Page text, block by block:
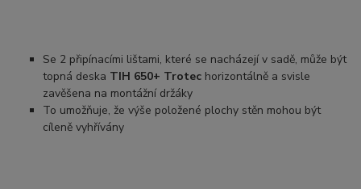
Se 2 připínacími lištami, které se nacházejí v sadě, může být
topná deska TIH 650+ Trotec horizontálně a svisle
zavěšena na montážní držáky
To umožňuje, že výše položené plochy stěn mohou být
cíleně vyhřívány